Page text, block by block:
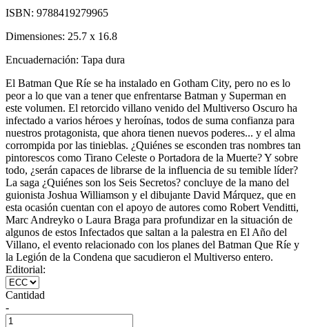
ISBN: 9788419279965
Dimensiones: 25.7 x 16.8
Encuadernación: Tapa dura
El Batman Que Ríe se ha instalado en Gotham City, pero no es lo
peor a lo que van a tener que enfrentarse Batman y Superman en
este volumen. El retorcido villano venido del Multiverso Oscuro ha
infectado a varios héroes y heroínas, todos de suma confianza para
nuestros protagonista, que ahora tienen nuevos poderes... y el alma
corrompida por las tinieblas. ¿Quiénes se esconden tras nombres tan
pintorescos como Tirano Celeste o Portadora de la Muerte? Y sobre
todo, ¿serán capaces de librarse de la influencia de su temible líder?
La saga ¿Quiénes son los Seis Secretos? concluye de la mano del
guionista Joshua Williamson y el dibujante David Márquez, que en
esta ocasión cuentan con el apoyo de autores como Robert Venditti,
Marc Andreyko o Laura Braga para profundizar en la situación de
algunos de estos Infectados que saltan a la palestra en El Año del
Villano, el evento relacionado con los planes del Batman Que Ríe y
la Legión de la Condena que sacudieron el Multiverso entero.
Editorial:
Cantidad
-